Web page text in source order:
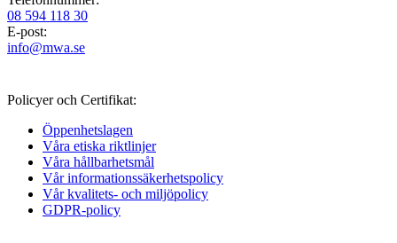
08 594 118 30
E-post:
info@mwa.se
Policyer och Certifikat:
Öppenhetslagen
Våra etiska riktlinjer
Våra hållbarhetsmål
Vår informations­säkerhetspolicy
Vår kvalitets- och miljöpolicy
GDPR-policy